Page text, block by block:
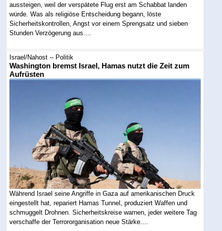
aussteigen, weil der verspätete Flug erst am Schabbat landen
würde. Was als religiöse Entscheidung begann, löste
Sicherheitskontrollen, Angst vor einem Sprengsatz und sieben
Stunden Verzögerung aus....
Israel/Nahost -- Politik
Washington bremst Israel, Hamas nutzt die Zeit zum
Aufrüsten
Während Israel seine Angriffe in Gaza auf amerikanischen Druck
eingestellt hat, repariert Hamas Tunnel, produziert Waffen und
schmuggelt Drohnen. Sicherheitskreise warnen, jeder weitere Tag
verschaffe der Terrororganisation neue Stärke....